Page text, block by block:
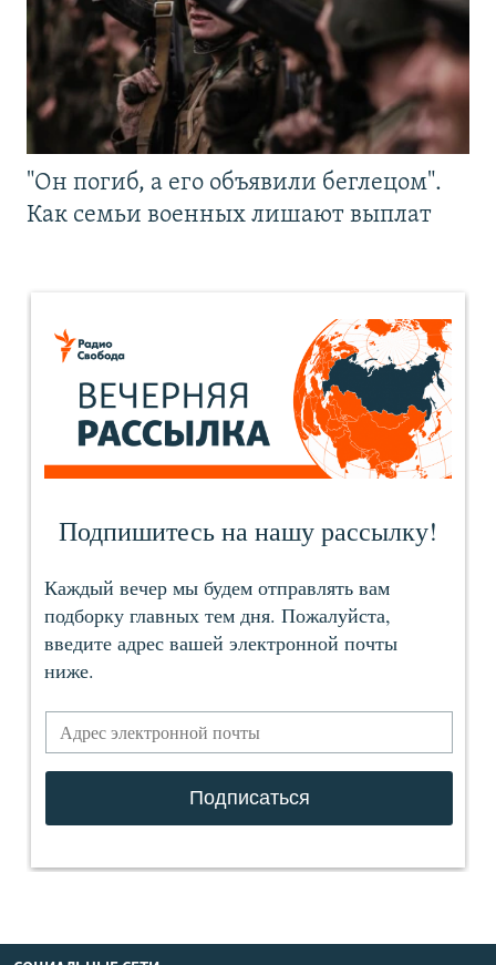
"Он погиб, а его объявили беглецом".
Как семьи военных лишают выплат